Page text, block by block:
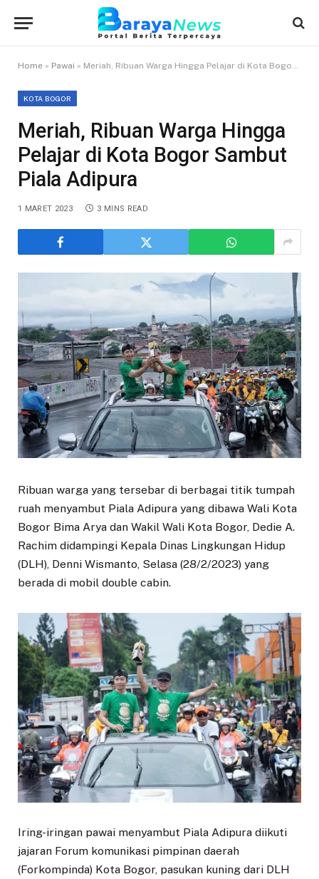
Home » Pawai » Meriah, Ribuan Warga Hingga Pelajar di Kota Bogor Sambut Piala Adipura
KOTA BOGOR
Meriah, Ribuan Warga Hingga
Pelajar di Kota Bogor Sambut
Piala Adipura
1 MARET 2023 3 MINS READ
Ribuan warga yang tersebar di berbagai titik tumpah
ruah menyambut Piala Adipura yang dibawa Wali Kota
Bogor Bima Arya dan Wakil Wali Kota Bogor, Dedie A.
Rachim didampingi Kepala Dinas Lingkungan Hidup
(DLH), Denni Wismanto, Selasa (28/2/2023) yang
berada di mobil double cabin.
Iring-iringan pawai menyambut Piala Adipura diikuti
jajaran Forum komunikasi pimpinan daerah
(Forkompinda) Kota Bogor, pasukan kuning dari DLH